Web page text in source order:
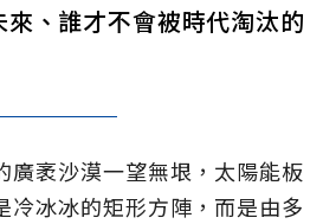
、誰才不會被時代淘汰的
廣袤沙漠一望無垠，太陽能板
冷冰冰的矩形方陣，而是由多